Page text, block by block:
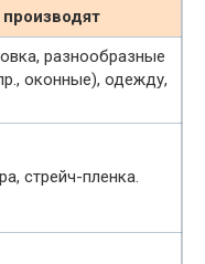
производят
разнообразные
оконные), одежду,
стрейч-пленка.